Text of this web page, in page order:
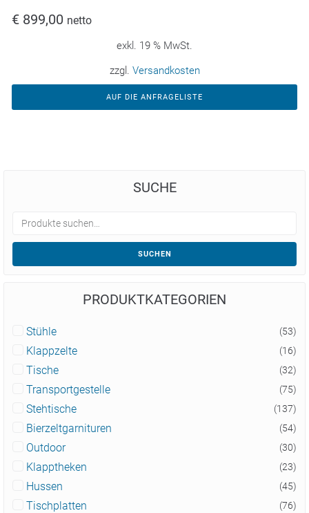
€ 899,00 netto
exkl. 19 % MwSt.
zzgl. Versandkosten
AUF DIE ANFRAGELISTE
SUCHE
SUCHEN
PRODUKTKATEGORIEN
Stühle (53)
Klappzelte (16)
Tische (32)
Transportgestelle (75)
Stehtische (137)
Bierzeltgarnituren (54)
Outdoor (30)
Klapptheken (23)
Hussen (45)
Tischplatten (76)